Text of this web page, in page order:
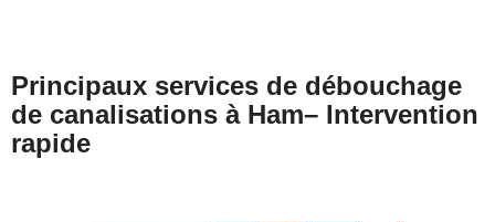
Principaux services de débouchage
de canalisations à Ham– Intervention
rapide